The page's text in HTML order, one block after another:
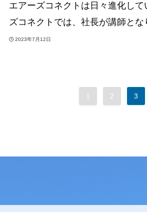
エアーズコネクトは日々進化して
ズコネクトでは、社長が講師とな
2023年7月12日
1 2 3